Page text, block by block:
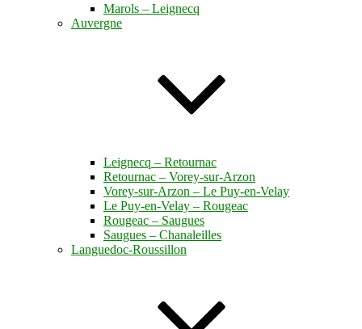
Marols – Leignecq
Auvergne
Leignecq – Retournac
Retournac – Vorey-sur-Arzon
Vorey-sur-Arzon – Le Puy-en-Velay
Le Puy-en-Velay – Rougeac
Rougeac – Saugues
Saugues – Chanaleilles
Languedoc-Roussillon